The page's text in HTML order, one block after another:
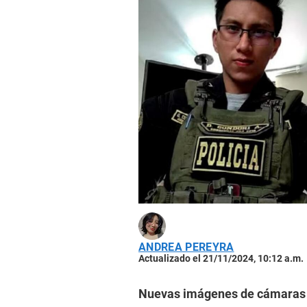
ANDREA PEREYRA
Actualizado el 21/11/2024, 10:12 a.m.
Nuevas imágenes de